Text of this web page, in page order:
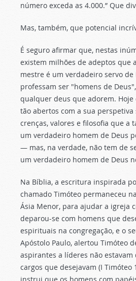
número exceda as 4.000.” Que
Mas, também, que potencial
É seguro afirmar que, nestas
existem milhões de adeptos que
mestre é um verdadeiro servo de
professam ser "homens de
qualquer deus que adorem. Hoje
tão abertos com a sua
crenças, valores e filosofia que a
um verdadeiro homem de Deus
— mas, na verdade, não tem de
um verdadeiro homem de Deus
Na Bíblia, a escritura inspirada
chamado Timóteo permaneceu
Ásia Menor, para ajudar a igreja
deparou-se com homens que
espirituais na congregação, e o
Apóstolo Paulo, alertou Timóteo
aspirantes a líderes não estavam
cargos que desejavam (I Timóteo